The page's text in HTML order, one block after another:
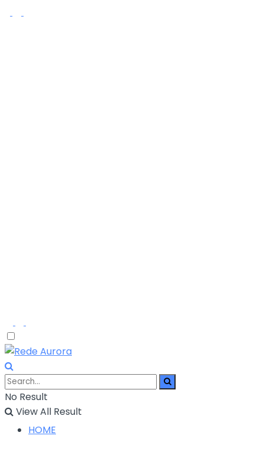
No Result
View All Result
HOME